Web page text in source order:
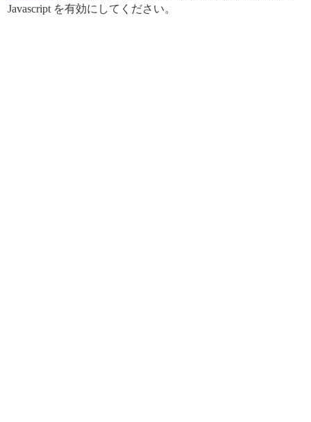
Javascript を有効にしてください。